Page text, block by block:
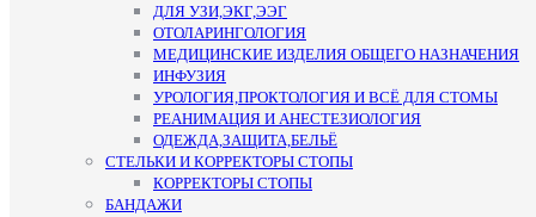
ДЛЯ УЗИ,ЭКГ,ЭЭГ
ОТОЛАРИНГОЛОГИЯ
МЕДИЦИНСКИЕ ИЗДЕЛИЯ ОБЩЕГО НАЗНАЧЕНИЯ
ИНФУЗИЯ
УРОЛОГИЯ,ПРОКТОЛОГИЯ И ВСЁ ДЛЯ СТОМЫ
РЕАНИМАЦИЯ И АНЕСТЕЗИОЛОГИЯ
ОДЕЖДА,ЗАЩИТА,БЕЛЬЁ
СТЕЛЬКИ И КОРРЕКТОРЫ СТОПЫ
КОРРЕКТОРЫ СТОПЫ
БАНДАЖИ